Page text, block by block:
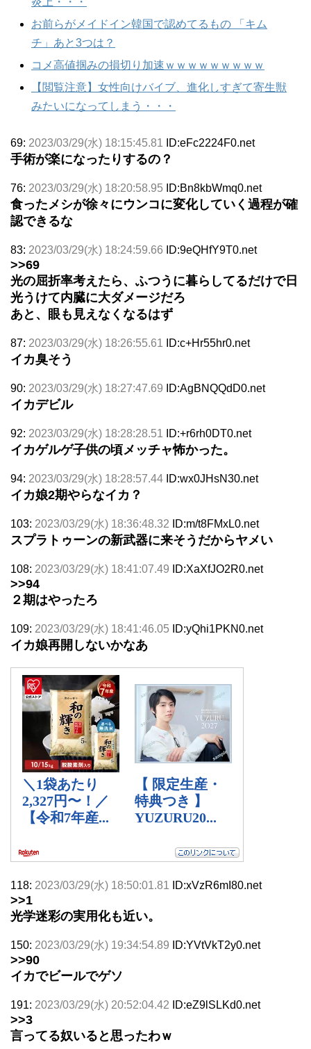
お前らがメイドイン韓国で認めてるもの 「キム
チ」あと3つは？
コメ高値掴みの損切り加速ｗｗｗｗｗｗｗｗｗ
【閲覧注意】女性向けバイブ、進化しすぎて寄生獣
みたいになってしまう・・・
69: 2023/03/29(水) 18:15:45.81 ID:eFc2224F0.net
手術が楽になったりするの？
76: 2023/03/29(水) 18:20:58.95 ID:Bn8kbWmq0.net
食ったメシが徐々にウンコに変化していく過程が確
認できるな
83: 2023/03/29(水) 18:24:59.66 ID:9eQHfY9T0.net
>>69
光の屈折率考えたら、ふつうに暮らしてるだけで日
光うけて内臓に大ダメージだろ
あと、眼も見えなくなるはず
87: 2023/03/29(水) 18:26:55.61 ID:c+Hr55hr0.net
イカ臭そう
90: 2023/03/29(水) 18:27:47.69 ID:AgBNQQdD0.net
イカデビル
92: 2023/03/29(水) 18:28:28.51 ID:+r6rh0DT0.net
イカゲルゲ子供の頃メッチャ怖かった。
94: 2023/03/29(水) 18:28:57.44 ID:wx0JHsN30.net
イカ娘2期やらなイカ？
103: 2023/03/29(水) 18:36:48.32 ID:m/t8FMxL0.net
スプラトゥーンの新武器に来そうだからヤメい
108: 2023/03/29(水) 18:41:07.49 ID:XaXfJO2R0.net
>>94
２期はやったろ
109: 2023/03/29(水) 18:41:46.05 ID:yQhi1PKN0.net
イカ娘再開しないかなあ
118: 2023/03/29(水) 18:50:01.81 ID:xVzR6mI80.net
>>1
光学迷彩の実用化も近い。
150: 2023/03/29(水) 19:34:54.89 ID:YVtVkT2y0.net
>>90
イカでビールでゲソ
191: 2023/03/29(水) 20:52:04.42 ID:eZ9lSLKd0.net
>>3
言ってる奴いると思ったわｗ